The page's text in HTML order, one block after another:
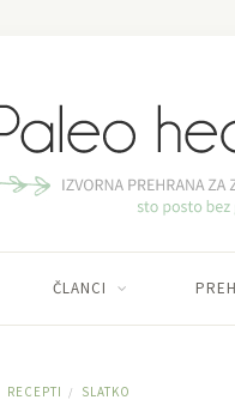
ČLANCI
RECEPTI / SLATKO